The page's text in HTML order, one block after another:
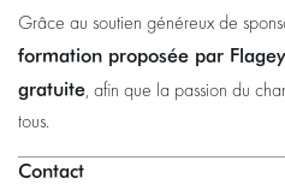
Grâce au soutien généreux de
formation proposée par
gratuite, afin que la passion du
tous.
Contact